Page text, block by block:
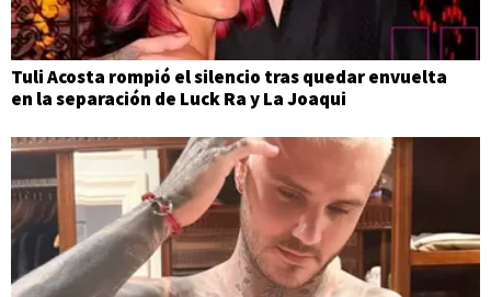
Tuli Acosta rompió el silencio tras quedar envuelta
en la separación de Luck Ra y La Joaqui